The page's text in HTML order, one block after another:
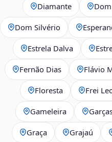
Diamante
Dom Silvério
Estrela Dalva
Fernão Dias Flávio
Floresta Frei
Gameleira
Graça Grajaú